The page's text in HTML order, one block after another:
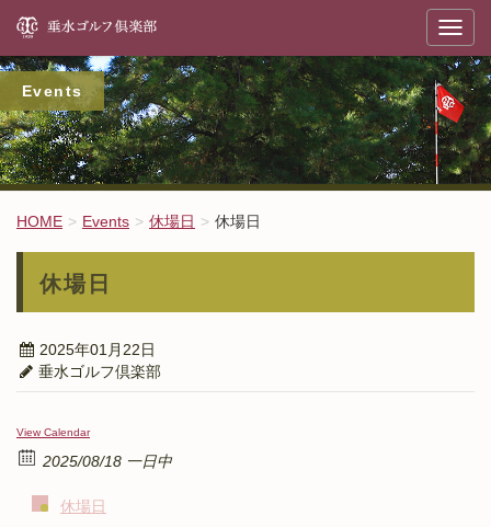
T
g
g
l
e
n
a
v
i
a
n
垂
Events
HOME Events 休場日 休場日
休場日
2025年01月22日
垂水ゴルフ倶楽部
View Calendar
2025/08/18 一日中
休場日